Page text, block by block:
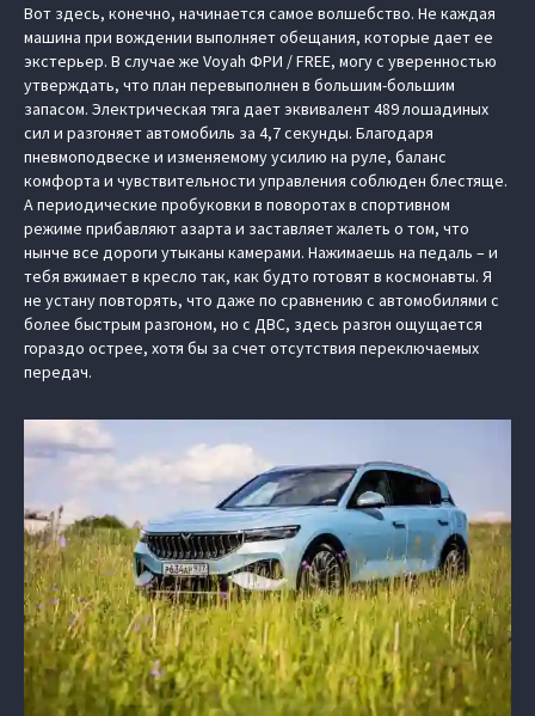
Вот здесь, конечно, начинается самое волшебство. Не каждая
машина при вождении выполняет обещания, которые дает ее
экстерьер. В случае же Voyah ФРИ / FREE, могу с уверенностью
утверждать, что план перевыполнен в большим-большим
запасом. Электрическая тяга дает эквивалент 489 лошадиных
сил и разгоняет автомобиль за 4,7 секунды. Благодаря
пневмоподвеске и изменяемому усилию на руле, баланс
комфорта и чувствительности управления соблюден блестяще.
А периодические пробуковки в поворотах в спортивном
режиме прибавляют азарта и заставляет жалеть о том, что
нынче все дороги утыканы камерами. Нажимаешь на педаль – и
тебя вжимает в кресло так, как будто готовят в космонавты. Я
не устану повторять, что даже по сравнению с автомобилями с
более быстрым разгоном, но с ДВС, здесь разгон ощущается
гораздо острее, хотя бы за счет отсутствия переключаемых
передач.